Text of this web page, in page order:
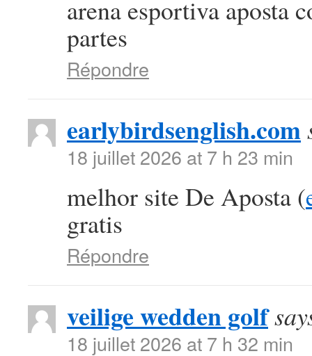
arena esportiva aposta
partes
Répondre
earlybirdsenglish.com
18 juillet 2026 at 7 h 23 min
melhor site De Aposta (
gratis
Répondre
veilige wedden golf
18 juillet 2026 at 7 h 32 min